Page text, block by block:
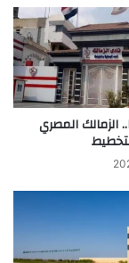
الزمالك المصري